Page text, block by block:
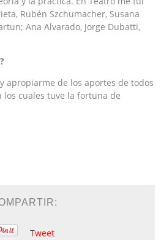
Rubén Szchumacher, Susana
Ana Alvarado, Jorge Dubatti,
apropiarme de los aportes de todos
los cuales tuve la fortuna de
Tweet